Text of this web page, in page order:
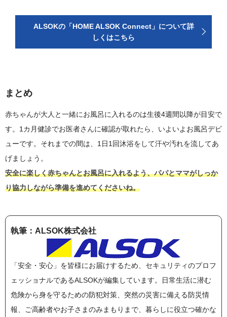
ALSOKの「HOME ALSOK Connect」について詳
しくはこちら
まとめ
赤ちゃんが大人と一緒にお風呂に入れるのは生後4週間以降が目安で
す。1カ月健診でお医者さんに確認が取れたら、いよいよお風呂デビ
ューです。それまでの間は、1日1回沐浴をして汗や汚れを流してあ
げましょう。
安全に楽しく赤ちゃんとお風呂に入れるよう、パパとママがしっか
り協力しながら準備を進めてくださいね。
執筆：ALSOK株式会社
「安全・安心」を皆様にお届けするため、セキュリティのプロフ
ェッショナルであるALSOKが編集しています。日常生活に潜む
危険から身を守るための防犯対策、突然の災害に備える防災情
報、ご高齢者やお子さまのみまもりまで、暮らしに役立つ確かな